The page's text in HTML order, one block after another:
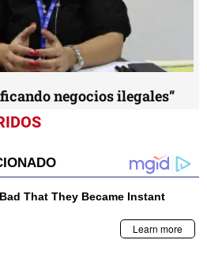
negocios ilegales”